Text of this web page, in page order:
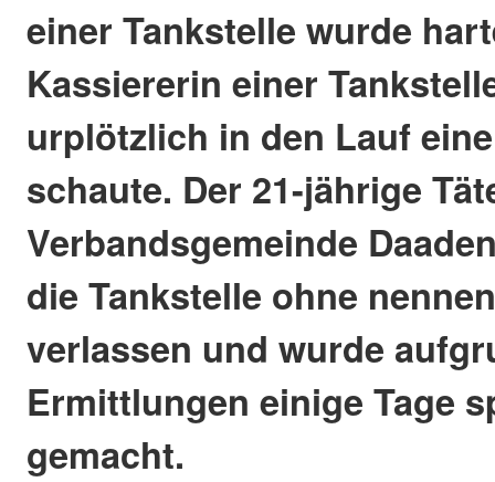
einer Tankstelle wurde
Kassiererin einer
urplötzlich in den Lauf
schaute. Der 21-jährige
Verbandsgemeinde
die Tankstelle ohne
verlassen und wurde
Ermittlungen einige Tage
gemacht.